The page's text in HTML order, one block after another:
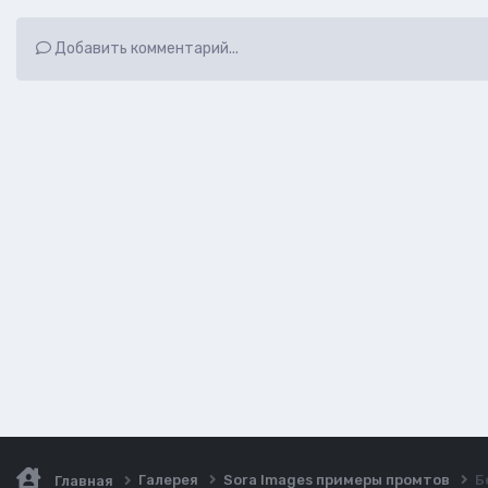
Добавить комментарий...
Главная Галерея Sora Images примеры промтов